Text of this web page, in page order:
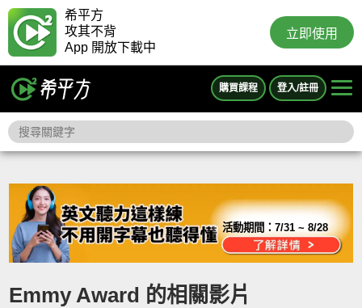
希平方
攻其不背
App 開放下載中
立即使用
購買課程 登入/註冊
活動期間：7/31 ~ 8/28
Emmy Award 的相關影片